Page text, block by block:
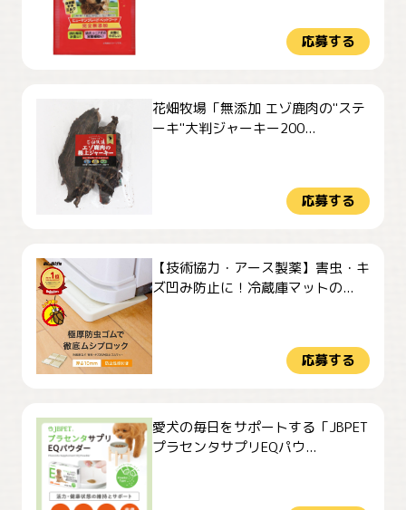
応募する
花畑牧場「無添加 エゾ鹿肉の"ステ
ーキ"大判ジャーキー200...
応募する
【技術協力・アース製薬】害虫・キ
ズ凹み防止に！冷蔵庫マットの...
応募する
愛犬の毎日をサポートする「JBPET
プラセンタサプリEQパウ...